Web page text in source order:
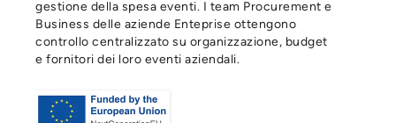
gestione della spesa eventi. I team Procurement e
Business delle aziende Enteprise ottengono
controllo centralizzato su organizzazione, budget
e fornitori dei loro eventi aziendali.